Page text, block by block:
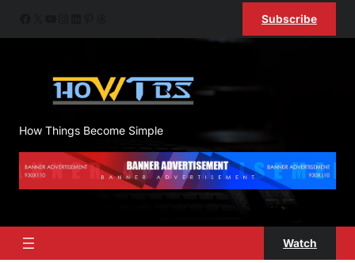
Subscribe
How Things Become Simple
Watch